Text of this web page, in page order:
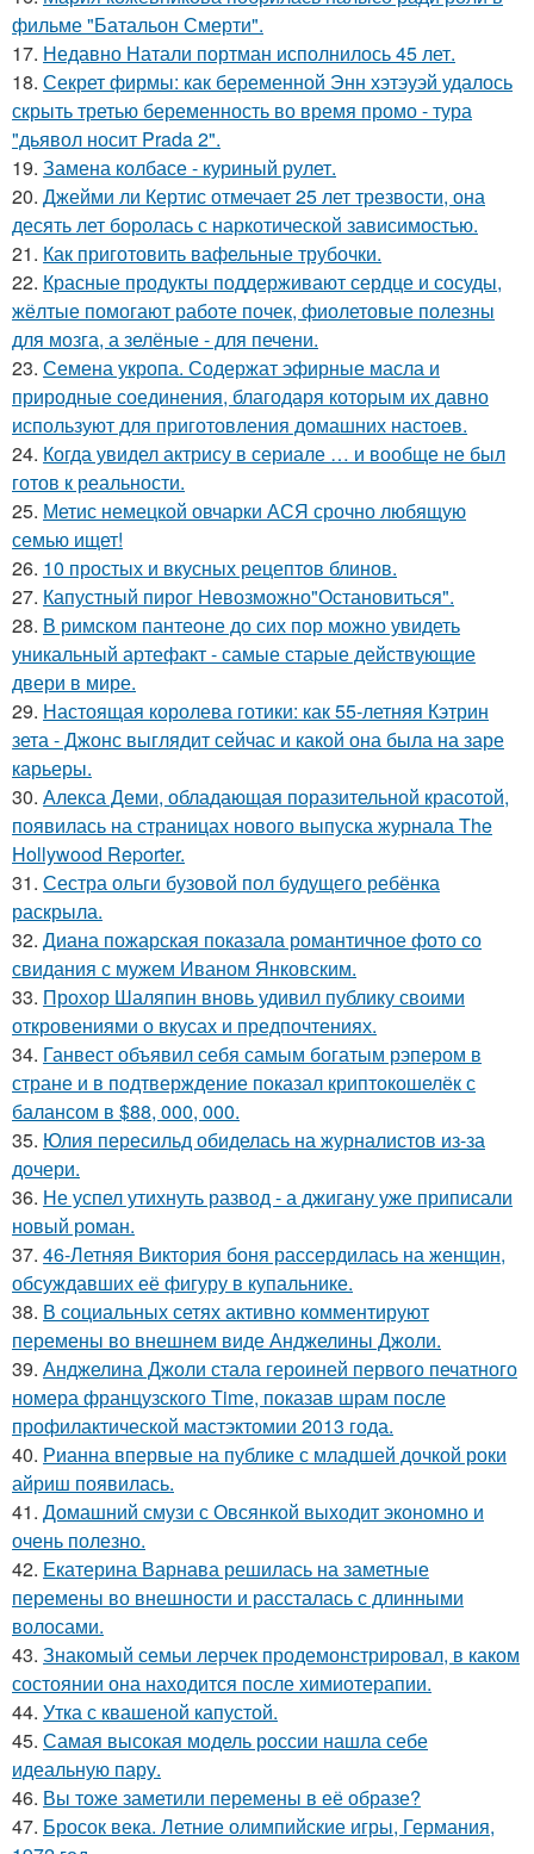
фильме "Батальон Смерти".
17. Недавно Натали портман исполнилось 45 лет.
18. Секрет фирмы: как беременной Энн хэтэуэй удалось
скрыть третью беременность во время промо - тура
"дьявол носит Prada 2".
19. Замена колбасе - куриный рулет.
20. Джейми ли Кертис отмечает 25 лет трезвости, она
десять лет боролась с наркотической зависимостью.
21. Как приготовить вафельные трубочки.
22. Красные продукты поддерживают сердце и сосуды,
жёлтые помогают работе почек, фиолетовые полезны
для мозга, а зелёные - для печени.
23. Семена укропа. Содержат эфирные масла и
природные соединения, благодаря которым их давно
используют для приготовления домашних настоев.
24. Когда увидел актрису в сериале … и вообще не был
готов к реальности.
25. Метис немецкой овчарки АСЯ срочно любящую
семью ищет!
26. 10 простых и вкусных рецептов блинов.
27. Капустный пирог Невозможно"Остановиться".
28. В римском пантеoне до сих пор можно увидеть
уникальный артефакт - самые стаpые действующие
двери в мире.
29. Настоящая королева готики: как 55-летняя Кэтрин
зета - Джонс выглядит сейчас и какой она была на заре
карьеры.
30. Алекса Деми, обладающая поразительной красотой,
появилась на страницах нового выпуска журнала The
Hollywood Reporter.
31. Сестра ольги бузовой пол будущего ребёнка
раскрыла.
32. Диана пожарская показала романтичное фото со
свидания с мужем Иваном Янковским.
33. Прохор Шаляпин вновь удивил публику своими
откровениями о вкусах и предпочтениях.
34. Ганвест объявил себя самым богатым рэпером в
стране и в подтверждение показал криптокошелёк с
балансом в $88, 000, 000.
35. Юлия пересильд обиделась на журналистов из-за
дочери.
36. Не успел утихнуть развод - а джигану уже приписали
новый роман.
37. 46-Летняя Виктория боня рассердилась на женщин,
обсуждавших её фигуру в купальнике.
38. В социальных сетях активно комментируют
перемены во внешнем виде Анджелины Джоли.
39. Анджелина Джоли стала героиней первого печатного
номера французского Time, показав шрам после
профилактической мастэктомии 2013 года.
40. Рианна впервые на публике с младшей дочкой роки
айриш появилась.
41. Домашний смузи с Овсянкой выходит экономно и
очень полезно.
42. Екатерина Варнава решилась на заметные
перемены во внешности и рассталась с длинными
волосами.
43. Знакомый семьи лерчек продемонстрировал, в каком
состоянии она находится после химиотерапии.
44. Утка с квашеной капустой.
45. Самая высокая модель россии нашла себе
идеальную пару.
46. Вы тоже заметили перемены в её образе?
47. Бросок века. Летние олимпийские игры, Германия,